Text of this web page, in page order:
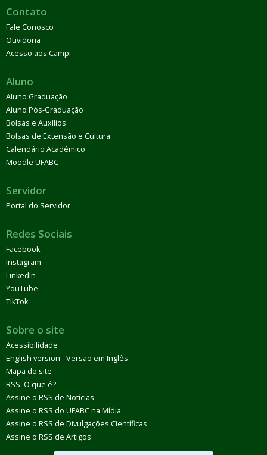
Contato
Fale Conosco
Ouvidoria
Acesso aos Campi
Aluno
Aluno Graduação
Aluno Pós-Graduação
Bolsas e Auxílios
Bolsas de Extensão e Cultura
Calendário Acadêmico
Moodle UFABC
Servidor
Portal do Servidor
Redes Sociais
Facebook
Instagram
LinkedIn
YouTube
TikTok
Sobre o site
Acessibilidade
English version - Versão em Inglês
Mapa do site
RSS: O que é?
Assine o RSS de Notícias
Assine o RSS do UFABC na Mídia
Assine o RSS de Divulgações Científicas
Assine o RSS de Artigos